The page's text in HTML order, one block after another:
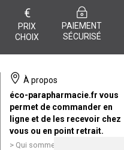
€
PRIX
CHOIX
PAIEMENT
SÉCURISÉ
À propos
éco-parapharmacie.fr vous
permet de commander en
ligne et de les recevoir chez
vous ou en point retrait.
Qui sommes nous ?